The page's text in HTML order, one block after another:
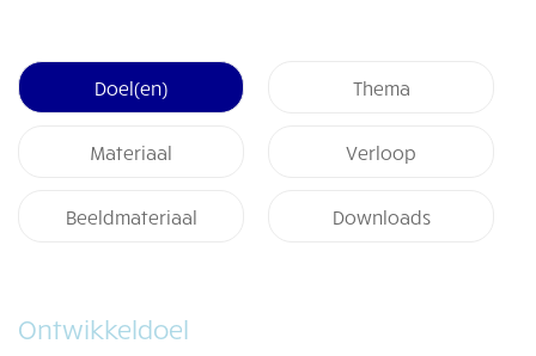
Doel(en) Thema
Materiaal Verloop
Beeldmateriaal Downloads
Ontwikkeldoel